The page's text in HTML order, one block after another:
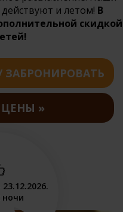
и летом! В
скидкой
ЗАБРОНИРОВАТЬ
ЦЕНЫ
ночи